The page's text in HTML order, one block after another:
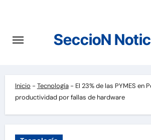
contenido
SeccioN
Inicio - Tecnología- El 23% de las PYMES en
productividad por fallas de hardware